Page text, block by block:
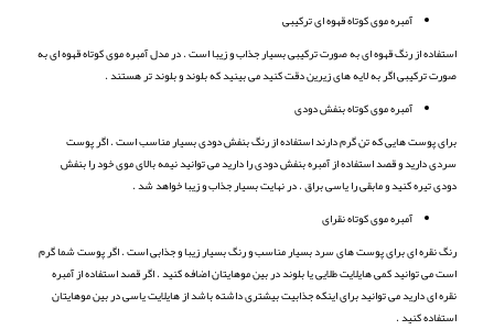
آمبره موی کوتاه قهوه ای ترکیبی
استفاده از رنگ قهوه ای به صورت ترکیبی بسیار جذاب و زیبا است . در مدل آمبره موی کوتاه قهوه ای به
صورت ترکیبی اگر به لایه های زیرین دقت کنید می بینید که بلوند و بلوند تر هستند .
آمبره موی کوتاه بنفش دودی
برای پوست هایی که تن گرم دارند استفاده از رنگ بنفش دودی بسیار مناسب است . اگر پوست
سردی دارید و قصد استفاده از آمبره بنفش دودی را دارید می توانید نیمه بالای موی خود را بنفش
دودی تیره کنید و مابقی را یاسی براق . در نهایت بسیار جذاب و زیبا خواهد شد .
آمبره موی کوتاه نقرای
رنگ نقره ای برای پوست های سرد بسیار مناسب و رنگ بسیار زیبا و جذابی است . اگر پوست شما گرم
است می توانید کمی هایلایت طلایی یا بلوند در بین موهایتان اضافه کنید . اگر قصد استفاده از آمبره
نقره ای دارید می توانید برای اینکه جذابیت بیشتری داشته باشد از هایلایت یاسی در بین موهایتان
استفاده کنید .